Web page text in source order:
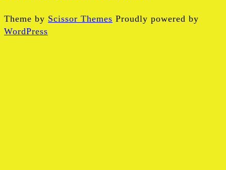
Theme by Scissor Themes Proudly powered by
WordPress